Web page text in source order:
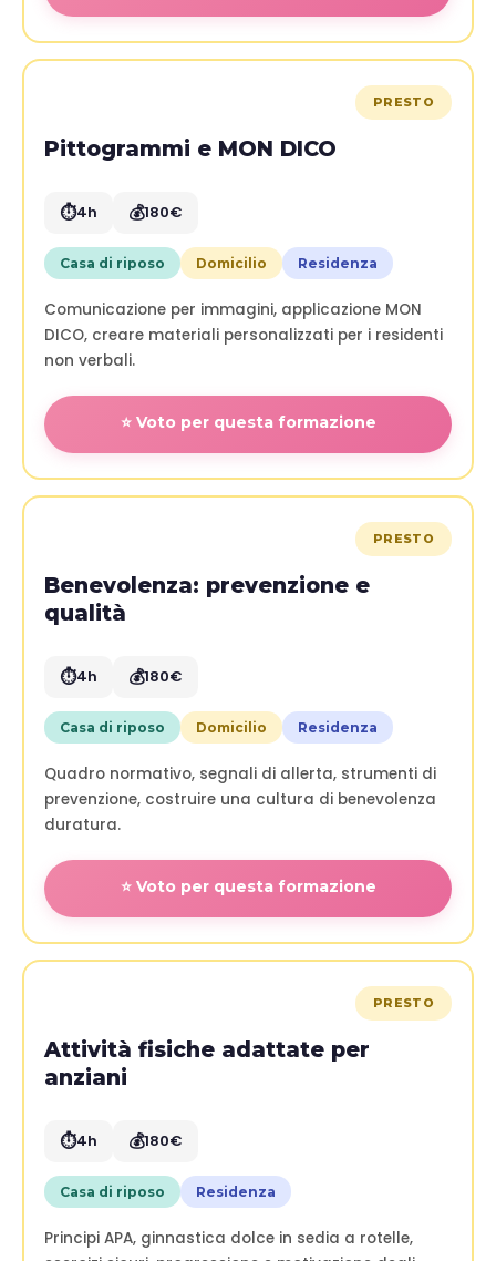
PRESTO
Pittogrammi e MON DICO
⏱️4h 💰180€
Casa di riposo Domicilio Residenza
Comunicazione per immagini, applicazione MON
DICO, creare materiali personalizzati per i residenti
non verbali.
⭐ Voto per questa formazione
PRESTO
Benevolenza: prevenzione e
qualità
⏱️4h 💰180€
Casa di riposo Domicilio Residenza
Quadro normativo, segnali di allerta, strumenti di
prevenzione, costruire una cultura di benevolenza
duratura.
⭐ Voto per questa formazione
PRESTO
Attività fisiche adattate per
anziani
⏱️4h 💰180€
Casa di riposo Residenza
Principi APA, ginnastica dolce in sedia a rotelle,